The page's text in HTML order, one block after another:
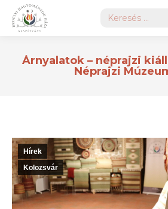
Search:
Árnyalatok – néprajzi
Néprajzi
Hírek
Kolozsvár